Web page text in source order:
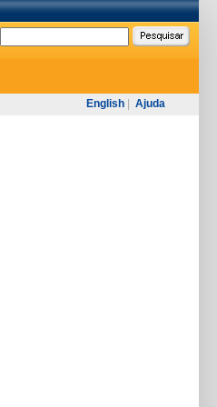
English Ajuda